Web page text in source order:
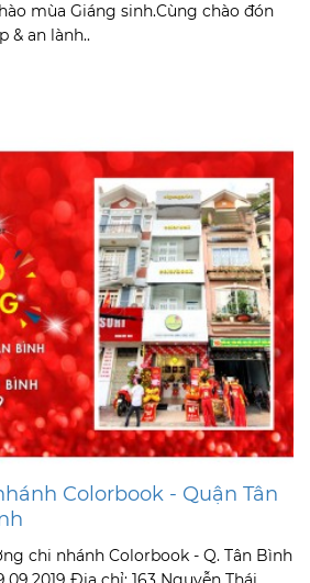
mùa Giáng sinh.Cùng chào đón
& an lành..
Colorbook - Quận Tân
chi nhánh Colorbook - Q. Tân Bình